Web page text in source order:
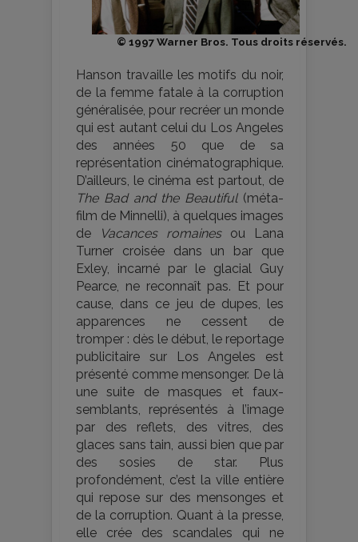
© 1997 Warner Bros. Tous droits réservés.
Hanson travaille les motifs du noir,
de la femme fatale à la corruption
généralisée, pour recréer un monde
qui est autant celui du Los Angeles
des années 50 que de sa
représentation cinématographique.
D’ailleurs, le cinéma est partout, de
The Bad and the Beautiful(méta-
film de Minnelli), à quelques images
de
Vacances romainesou Lana
Turner croisée dans un bar que
Exley, incarné par le glacial Guy
Pearce, ne reconnaît pas. Et pour
cause, dans ce jeu de dupes, les
apparences ne cessent de
tromper : dès le début, le reportage
publicitaire sur Los Angeles est
présenté comme mensonger. De là
une suite de masques et faux-
semblants, représentés à l’image
par des reflets, des vitres, des
glaces sans tain, aussi bien que par
des sosies de star. Plus
profondément, c’est la ville entière
qui repose sur des mensonges et
de la corruption. Quant à la presse,
elle crée des scandales qui ne